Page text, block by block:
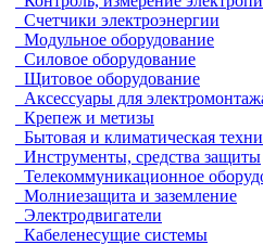
Счетчики электроэнергии
Модульное оборудование
Силовое оборудование
Щитовое оборудование
Аксессуары для
Крепеж и метизы
Бытовая и климатическая
Инструменты, средства защиты
Телекоммуникационное
Молниезащита и заземление
Электродвигатели
Кабеленесущие системы